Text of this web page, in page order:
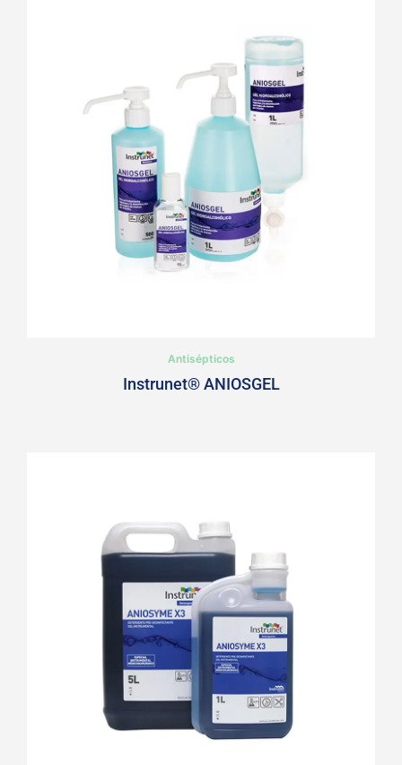
Antisépticos
Instrunet® ANIOSGEL